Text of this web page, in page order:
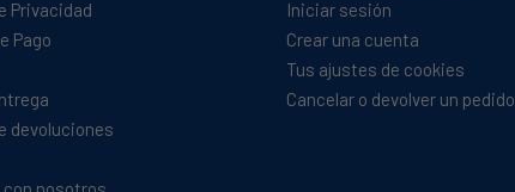
Privacidad
Pago
devoluciones
Iniciar sesión
Crear una cuenta
Tus ajustes de cookies
Cancelar o devolver un pedido